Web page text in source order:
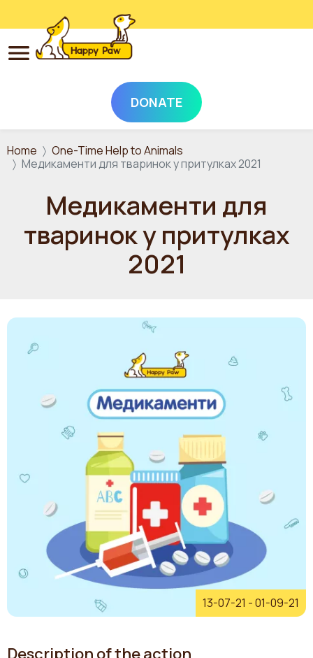
Skip to main content
DONATE
Home
One-Time Help to Animals
Медикаменти для тваринок у притулках 2021
Медикаменти для
тваринок у притулках
2021
13-07-21 -01-09-21
Description of the action